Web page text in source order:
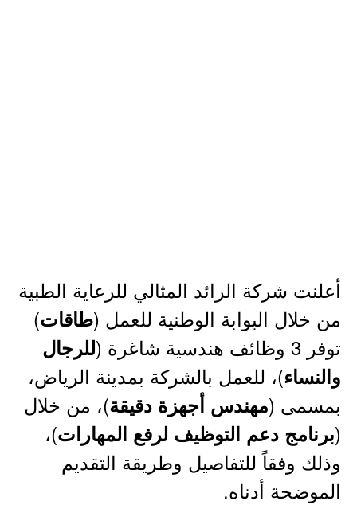
أعلنت شركة الرائد المثالي للرعاية الطبية
من خلال البوابة الوطنية للعمل (طاقات)
توفر 3 وظائف هندسية شاغرة (
للرجال
والنساء)، للعمل بالشركة بمدينة الرياض،
بمسمى (مهندس أجهزة دقيقة)، من خلال
(برنامج دعم التوظيف لرفع المهارات)،
وذلك وفقاً للتفاصيل وطريقة التقديم
الموضحة أدناه.